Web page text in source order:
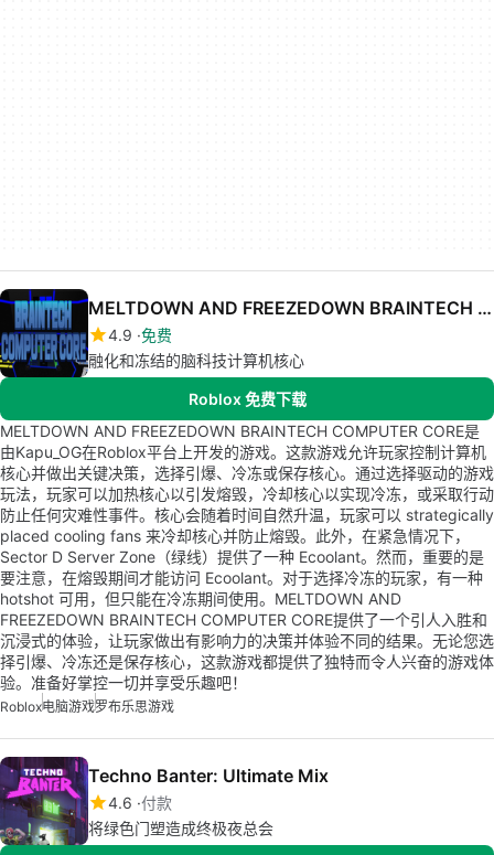
MELTDOWN AND FREEZEDOWN BRAINTECH COMPUTER CORE
4.9 免费
融化和冻结的脑科技计算机核心
Roblox 免费下载
MELTDOWN AND FREEZEDOWN BRAINTECH COMPUTER CORE是
由Kapu_OG在Roblox平台上开发的游戏。这款游戏允许玩家控制计算机
核心并做出关键决策，选择引爆、冷冻或保存核心。通过选择驱动的游戏
玩法，玩家可以加热核心以引发熔毁，冷却核心以实现冷冻，或采取行动
防止任何灾难性事件。核心会随着时间自然升温，玩家可以 strategically
placed cooling fans 来冷却核心并防止熔毁。此外，在紧急情况下，
Sector D Server Zone（绿线）提供了一种 Ecoolant。然而，重要的是
要注意，在熔毁期间才能访问 Ecoolant。对于选择冷冻的玩家，有一种
hotshot 可用，但只能在冷冻期间使用。MELTDOWN AND
FREEZEDOWN BRAINTECH COMPUTER CORE提供了一个引人入胜和
沉浸式的体验，让玩家做出有影响力的决策并体验不同的结果。无论您选
择引爆、冷冻还是保存核心，这款游戏都提供了独特而令人兴奋的游戏体
验。准备好掌控一切并享受乐趣吧！
Roblox电脑游戏罗布乐思游戏
Techno Banter: Ultimate Mix
4.6 付款
将绿色门塑造成终极夜总会